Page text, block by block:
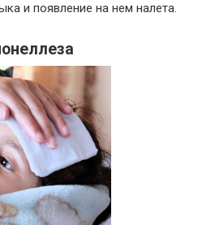
и появление на нем налета.